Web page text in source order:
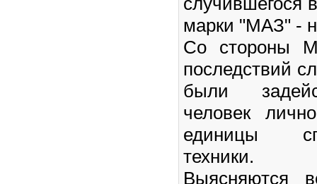
марки "МАЗ" -
Со стороны
последствий
были
человек
единицы
техники.
Выясняются